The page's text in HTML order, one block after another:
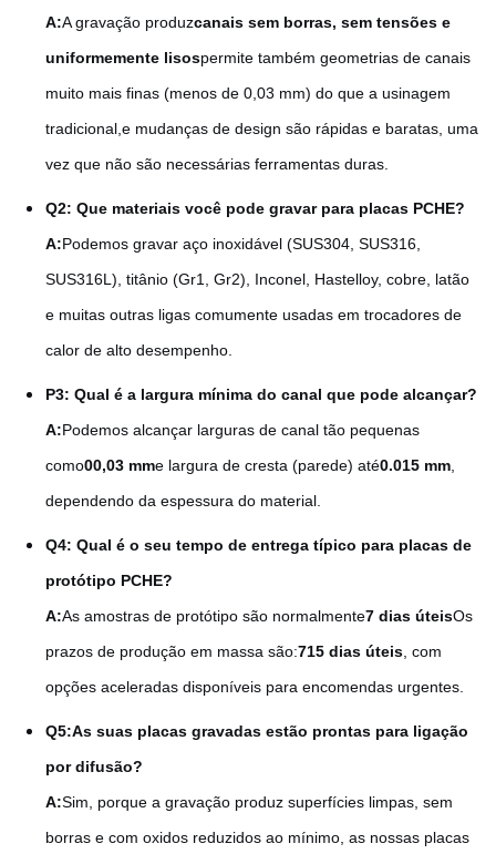
A:A gravação produzcanais sem borras, sem tensões e
uniformemente lisospermite também geometrias de canais
muito mais finas (menos de 0,03 mm) do que a usinagem
tradicional,e mudanças de design são rápidas e baratas, uma
vez que não são necessárias ferramentas duras.
Q2: Que materiais você pode gravar para placas PCHE?
A:Podemos gravar aço inoxidável (SUS304, SUS316,
SUS316L), titânio (Gr1, Gr2), Inconel, Hastelloy, cobre, latão
e muitas outras ligas comumente usadas em trocadores de
calor de alto desempenho.
P3: Qual é a largura mínima do canal que pode alcançar?
A:Podemos alcançar larguras de canal tão pequenas
como00,03 mme largura de cresta (parede) até0.015 mm
dependendo da espessura do material.
Q4: Qual é o seu tempo de entrega típico para placas de
protótipo PCHE?
A:As amostras de protótipo são normalmente7 dias úteisOs
prazos de produção em massa são:715 dias úteis , com
opções aceleradas disponíveis para encomendas urgentes.
Q5:As suas placas gravadas estão prontas para ligação
por difusão?
A:Sim, porque a gravação produz superfícies limpas, sem
borras e com oxidos reduzidos ao mínimo, as nossas placas